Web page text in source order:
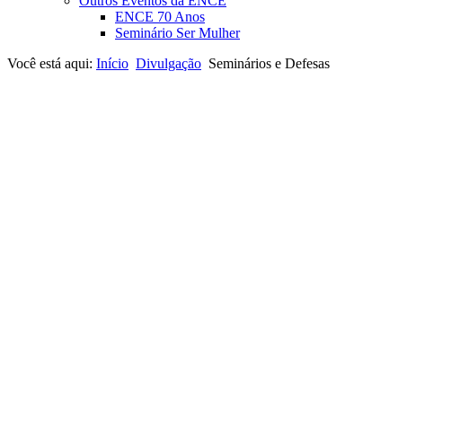
ENCE 70 Anos
Seminário Ser Mulher
Você está aqui: Início Divulgação Seminários e Defesas